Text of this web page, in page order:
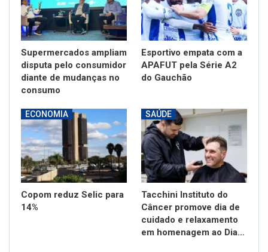
Supermercados ampliam
disputa pelo consumidor
diante de mudanças no
consumo
Esportivo empata com a
APAFUT pela Série A2
do Gauchão
ECONOMIA
Copom reduz Selic para
14%
SAÚDE
Tacchini Instituto do
Câncer promove dia de
cuidado e relaxamento
em homenagem ao Dia…